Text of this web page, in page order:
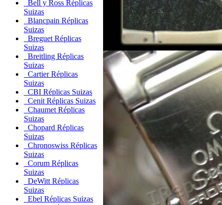
Bell y Ross Réplicas
Suizas
Blancpain Réplicas
Suizas
Breguet Réplicas
Suizas
Breitling Réplicas
Suizas
Cartier Réplicas
Suizas
CBI Réplicas Suizas
Cenit Réplicas Suizas
Chaumet Réplicas
Suizas
Chopard Réplicas
Suizas
Chronoswiss Réplicas
Suizas
Corum Réplicas
Suizas
DeWitt Réplicas
Suizas
Ebel Réplicas Suizas